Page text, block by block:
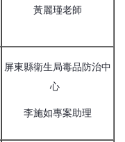
黃麗瑾老師
屏東縣衛生局毒品防治中
心
李施如專案助理